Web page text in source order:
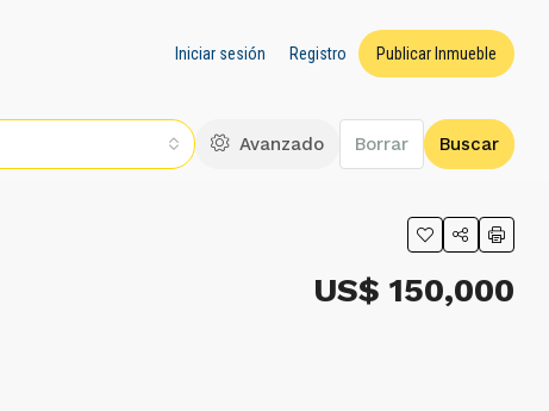
Iniciar sesión Registro Publicar Inmueble
Avanzado Borrar Buscar
US$ 150,000